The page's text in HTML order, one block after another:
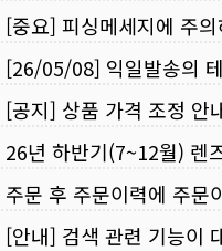
[중요] 피싱메세지에 주
[26/05/08] 익일발송의
[공지] 상품 가격 조정 안
26년 하반기(7~12월) 렌
주문 후 주문이력에 주문
[안내] 검색 관련 기능이